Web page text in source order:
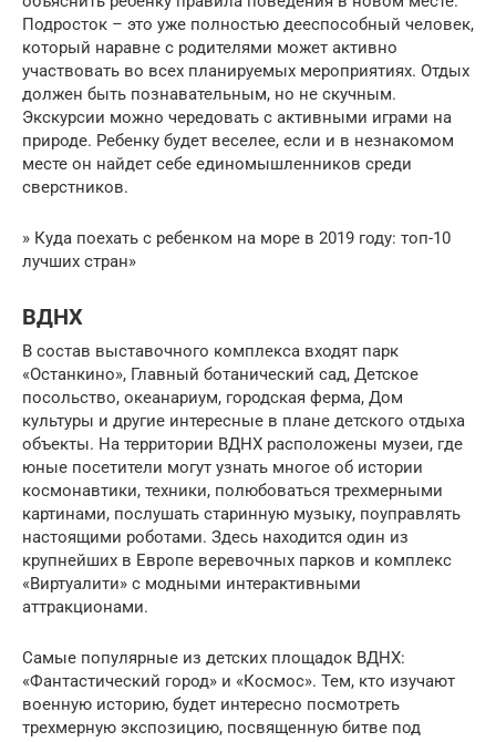
Подросток – это уже полностью дееспособный человек,
который наравне с родителями может активно
участвовать во всех планируемых мероприятиях. Отдых
должен быть познавательным, но не скучным.
Экскурсии можно чередовать с активными играми на
природе. Ребенку будет веселее, если и в незнакомом
месте он найдет себе единомышленников среди
сверстников.
» Куда поехать с ребенком на море в 2019 году: топ-10
лучших стран»
ВДНХ
В состав выставочного комплекса входят парк
«Останкино», Главный ботанический сад, Детское
посольство, океанариум, городская ферма, Дом
культуры и другие интересные в плане детского отдыха
объекты. На территории ВДНХ расположены музеи, где
юные посетители могут узнать многое об истории
космонавтики, техники, полюбоваться трехмерными
картинами, послушать старинную музыку, поуправлять
настоящими роботами. Здесь находится один из
крупнейших в Европе веревочных парков и комплекс
«Виртуалити» с модными интерактивными
аттракционами.
Самые популярные из детских площадок ВДНХ:
«Фантастический город» и «Космос». Тем, кто изучают
военную историю, будет интересно посмотреть
трехмерную экспозицию, посвященную битве под